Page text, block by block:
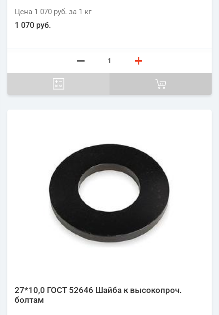
Цена 1 070 руб. за 1 кг
1 070 руб.
27*10,0 ГОСТ 52646 Шайба к высокопроч.
болтам